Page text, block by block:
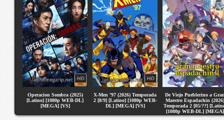
Operacion Sombra (2025)
[Latino] [1080p WEB-DL]
[MEGA] [VS]
X-Men ’97 (2026) Temporada
2 [8/9] [Latino] [1080p WEB-
DL] [MEGA] [VS]
De Viejo Pueblerino a
Maestro Espadachin (2026)
Temporada 2 [05/??]
[1080p WEB-DL] [MEGA]
[VS]